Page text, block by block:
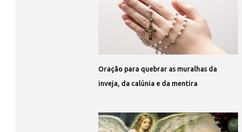
Oração para quebrar as muralhas da
inveja, da calúnia e da mentira